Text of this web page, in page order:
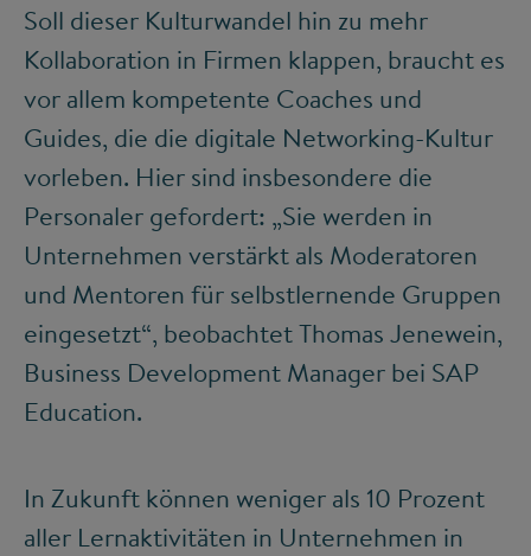
Soll dieser Kulturwandel hin zu mehr
Kollaboration in Firmen klappen, braucht es
vor allem kompetente Coaches und
Guides, die die digitale Networking-Kultur
vorleben. Hier sind insbesondere die
Personaler gefordert: „Sie werden in
Unternehmen verstärkt als Moderatoren
und Mentoren für selbstlernende Gruppen
eingesetzt“, beobachtet Thomas Jenewein,
Business Development Manager bei SAP
Education.
In Zukunft können weniger als 10 Prozent
aller Lernaktivitäten in Unternehmen in